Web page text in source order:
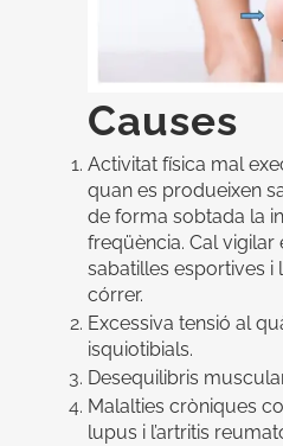
Causes
Activitat física mal
quan es produeixen
de forma sobtada la
freqüència. Cal vigilar
sabatilles esportives i
córrer.
Excessiva tensió al
isquiotibials.
Desequilibris
Malalties cròniques
lupus i l’artritis